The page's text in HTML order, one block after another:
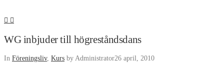
WG inbjuder till högreståndsdans
In Föreningsliv, Kurs by Administrator26 april, 2010